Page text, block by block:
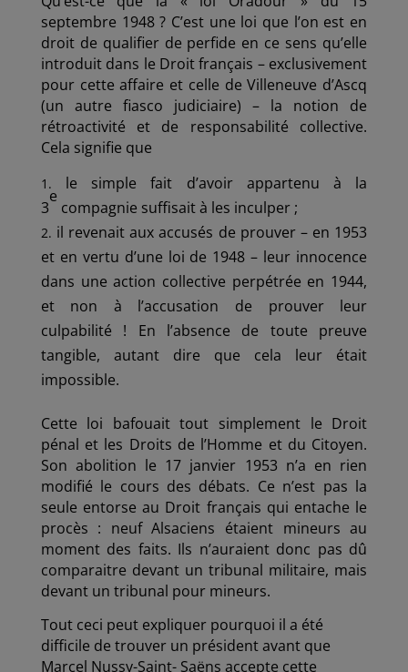
septembre 1948 ? C’est une loi que l’on est en
droit de qualifier de perfide en ce sens qu’elle
introduit dans le Droit français – exclusivement
pour cette affaire et celle de Villeneuve d’Ascq
(un autre fiasco judiciaire) – la notion de
rétroactivité et de responsabilité collective.
Cela signifie que
le simple fait d’avoir appartenu à la
3
e
compagnie suffisait à les inculper ;
il revenait aux accusés de prouver – en 1953
et en vertu d’une loi de 1948 – leur innocence
dans une action collective perpétrée en 1944,
et non à l’accusation de prouver leur
culpabilité ! En l’absence de toute preuve
tangible, autant dire que cela leur était
impossible.
Cette loi bafouait tout simplement le Droit
pénal et les Droits de l’Homme et du Citoyen.
Son abolition le 17 janvier 1953 n’a en rien
modifié le cours des débats. Ce n’est pas la
seule entorse au Droit français qui entache le
procès : neuf Alsaciens étaient mineurs au
moment des faits. Ils n’auraient donc pas dû
comparaitre devant un tribunal militaire, mais
devant un tribunal pour mineurs.
Tout ceci peut expliquer pourquoi il a été
difficile de trouver un président avant que
Marcel Nussy-Saint- Saëns accepte cette